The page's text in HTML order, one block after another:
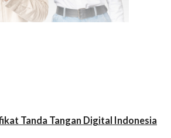
Tanda Tangan Digital Indonesia